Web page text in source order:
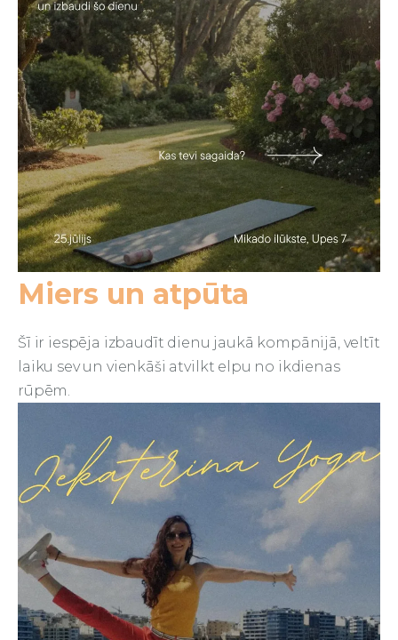
Miers un atpūta
Šī ir iespēja izbaudīt dienu jaukā kompānijā, veltīt
laiku sev un vienkāši atvilkt elpu no ikdienas
rūpēm.